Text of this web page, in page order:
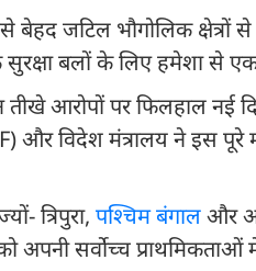
जटिल भौगोलिक क्षेत्रों
सुरक्षा बलों के लिए हमेशा से
तीखे आरोपों पर फिलहाल
और विदेश मंत्रालय ने इस
त्रिपुरा, पश्चिम बंगालऔर
सर्वोच्च प्राथमिकताओं